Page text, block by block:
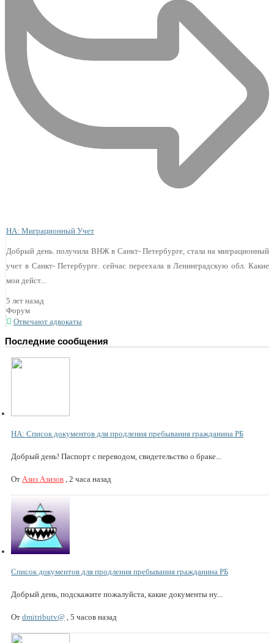
НА: Миграционный Учет
Добрый день. получила ВНЖ в Санкт- Петербурге, стала на миграционный
учет в Санкт- Петербурге. сейчас переехала в Ленинградскую обл. Какие
мои дейст...
5 лет назад
Форум
Отвечают адвокаты
Последние сообщения
НА: Список документов для продления пребывания гражданина РБ
Добрый день! Паспорт с переводом, свидетельство о браке...
От Азиз Азизов 2 часа назад
Список документов для продления пребывания гражданина РБ
Добрый день, подскажите пожалуйста, какие документы ну...
От dmitributv@ 5 часов назад